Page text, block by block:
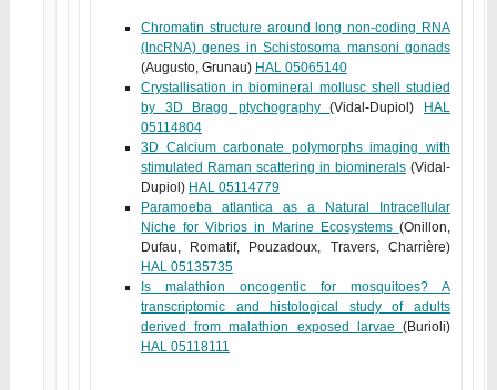
Chromatin structure around long non-coding RNA
(lncRNA) genes in Schistosoma mansoni gonads
(Augusto, Grunau) HAL 05065140
Crystallisation in biomineral mollusc shell studied
by 3D Bragg ptychography(Vidal-Dupiol)
HAL
05114804
3D Calcium carbonate polymorphs imaging with
stimulated Raman scattering in biominerals(Vidal-
Dupiol) HAL 05114779
Paramoeba atlantica as a Natural Intracellular
Niche for Vibrios in Marine Ecosystems (Onillon,
Dufau, Romatif, Pouzadoux, Travers, Charrière)
HAL 05135735
Is malathion oncogentic for mosquitoes? A
transcriptomic and histological study of adults
derived from malathion exposed larvae (Burioli)
HAL 05118111